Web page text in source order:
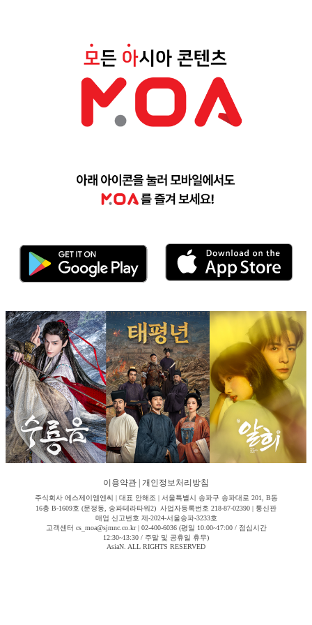
이용약관 개인정보처리방침
주식회사 에스제이엠엔씨 | 대표 안해조 | 서울특별시 송파구 송파대로 201, B동
16층 B-1609호 (문정동, 송파테라타워2) 사업자등록번호 218-87-02390 | 통신판
매업 신고번호 제-2024-서울송파-3233호
고객센터 cs_moa@sjmnc.co.kr | 02-400-6036 (평일 10:00~17:00 / 점심시간
12:30~13:30 / 주말 및 공휴일 휴무)
AsiaN. ALL RIGHTS RESERVED